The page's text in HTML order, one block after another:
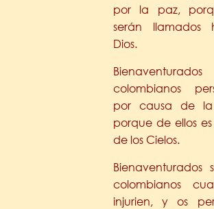
por la paz,
serán llamados
Dios.
colombianos
por causa de la
porque de ellos
de los Cielos.
Bienaventurados
colombianos
injurien, y os